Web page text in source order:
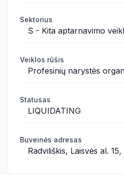
Sektorius
S - Kita aptarnavimo
Veiklos rūšis
Profesinių narystės
Statusas
LIQUIDATING
Buveinės adresas
Radviliškis, Laisvės al. 15,